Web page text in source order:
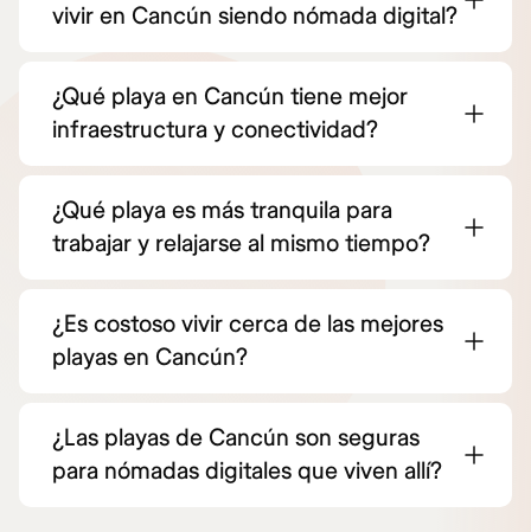
vivir en Cancún siendo nómada digital?
¿Qué playa en Cancún tiene mejor
infraestructura y conectividad?
¿Qué playa es más tranquila para
trabajar y relajarse al mismo tiempo?
¿Es costoso vivir cerca de las mejores
playas en Cancún?
¿Las playas de Cancún son seguras
para nómadas digitales que viven allí?